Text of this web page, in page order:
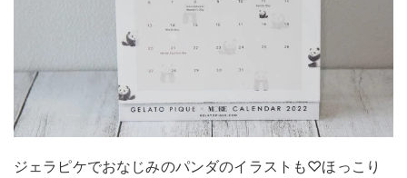
ジェラピケでおなじみのパンダのイラストも♡ほっこり